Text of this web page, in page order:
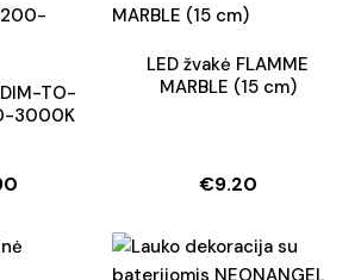
TO-
3000K
LED žvakė FLAMME
MARBLE (15 cm)
€9.20